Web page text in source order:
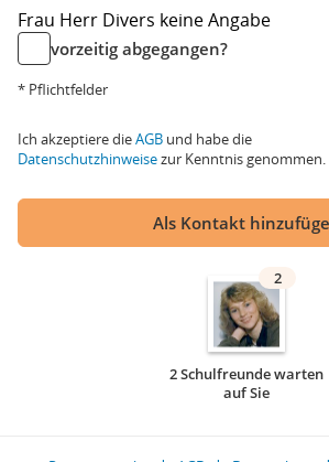
Frau Herr Divers keine Angabe
vorzeitig abgegangen?
* Pflichtfelder
Ich akzeptiere dieAGB und habe die
Datenschutzhinweisezur Kenntnis genommen.
Als Kontakt
2
2 Schulfreunde warten
auf Sie